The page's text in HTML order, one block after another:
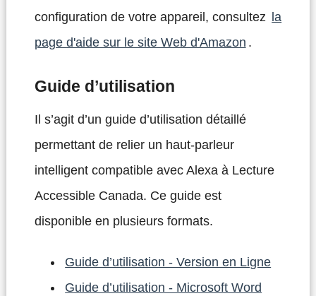
configuration de votre appareil, consultez la
page d'aide sur le site Web d'Amazon .
Guide d’utilisation
Il s’agit d’un guide d’utilisation détaillé
permettant de relier un haut-parleur
intelligent compatible avec Alexa à Lecture
Accessible Canada. Ce guide est
disponible en plusieurs formats.
Guide d’utilisation - Version en Ligne
Guide d’utilisation - Microsoft Word